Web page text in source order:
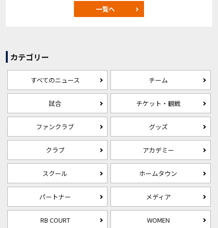
一覧へ
カテゴリー
すべてのニュース チーム
試合 チケット・観戦
ファンクラブ グッズ
クラブ アカデミー
スクール ホームタウン
パートナー メディア
RB COURT WOMEN